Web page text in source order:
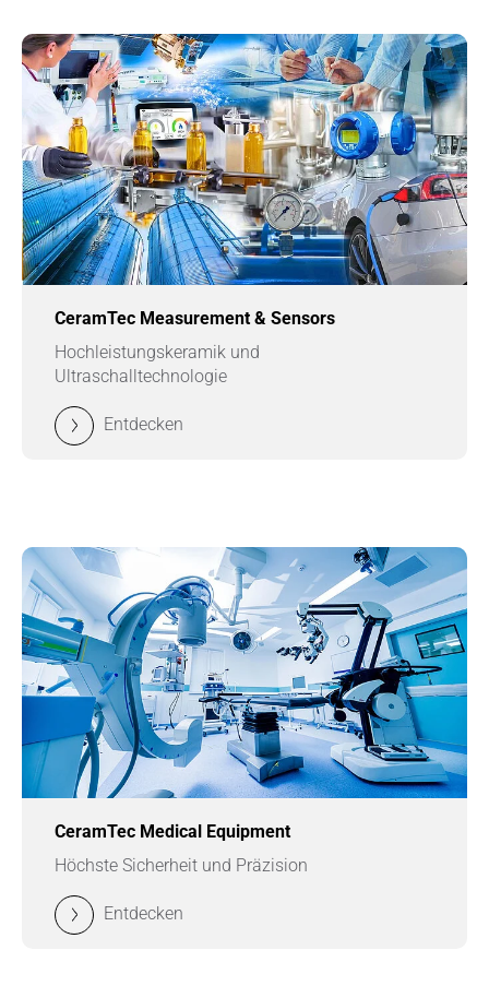
CeramTec Measurement & Sensors
Hochleistungskeramik und
Ultraschalltechnologie
Entdecken
CeramTec Medical Equipment
Höchste Sicherheit und Präzision
Entdecken